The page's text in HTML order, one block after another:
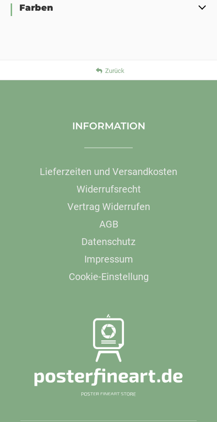
Farben
Zurück
INFORMATION
Lieferzeiten und Versandkosten
Widerrufsrecht
Vertrag Widerrufen
AGB
Datenschutz
Impressum
Cookie-Einstellung